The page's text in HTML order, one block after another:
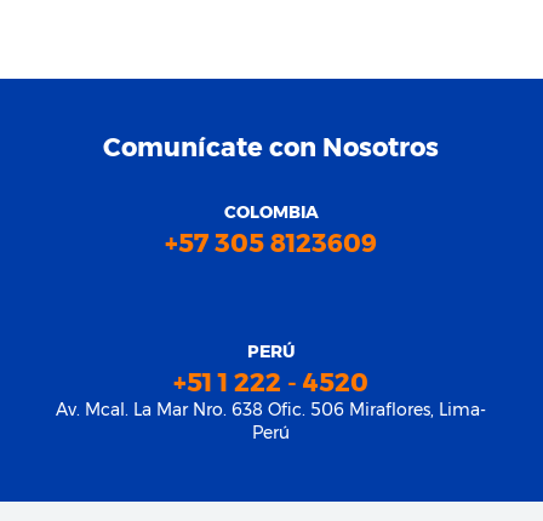
Comunícate con Nosotros
COLOMBIA
+57 305 8123609
PERÚ
+51 1 222 - 4520
Av. Mcal. La Mar Nro. 638 Ofic. 506 Miraflores, Lima-
Perú